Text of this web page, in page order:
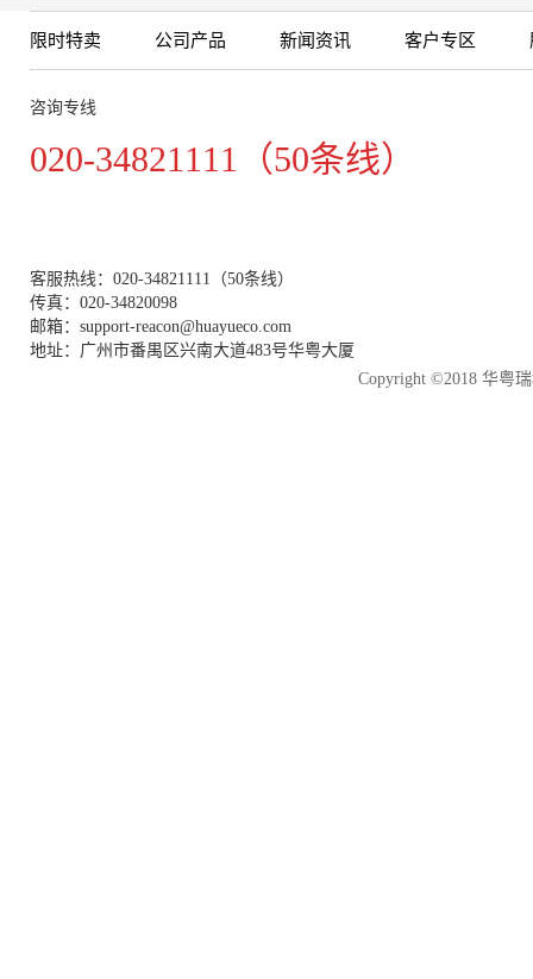
细胞培养瓶
More
限时特卖 公司产品 新闻资讯 客户专区
咨询专线
020-34821111（50条线）
客服热线：020-34821111（50条线）
传真：020-34820098
邮箱：support-reacon@huayueco.com
地址：广州市番禺区兴南大道483号华粤大厦
Copyright ©2018 华粤